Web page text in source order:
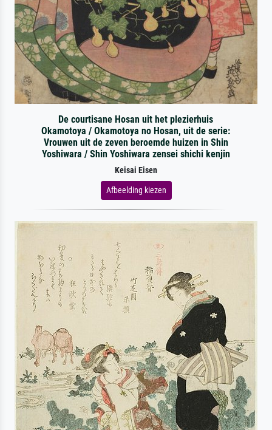
De courtisane Hosan uit het plezierhuis
Okamotoya / Okamotoya no Hosan, uit de serie:
Vrouwen uit de zeven beroemde huizen in Shin
Yoshiwara / Shin Yoshiwara zensei shichi kenjin
Keisai Eisen
Afbeelding kiezen